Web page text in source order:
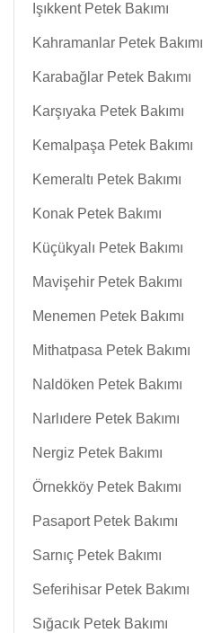
Işıkkent Petek Bakımı
Kahramanlar Petek Bakımı
Karabağlar Petek Bakımı
Karşıyaka Petek Bakımı
Kemalpaşa Petek Bakımı
Kemeraltı Petek Bakımı
Konak Petek Bakımı
Küçükyalı Petek Bakımı
Mavişehir Petek Bakımı
Menemen Petek Bakımı
Mithatpasa Petek Bakımı
Naldöken Petek Bakımı
Narlıdere Petek Bakımı
Nergiz Petek Bakımı
Örnekköy Petek Bakımı
Pasaport Petek Bakımı
Sarnıç Petek Bakımı
Seferihisar Petek Bakımı
Sığacık Petek Bakımı